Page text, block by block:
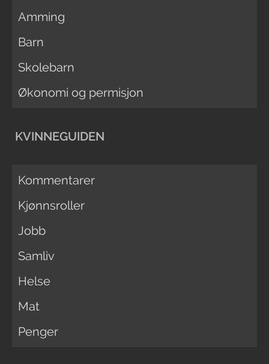
Amming
Barn
Skolebarn
Økonomi og permisjon
KVINNEGUIDEN
Kommentarer
Kjønnsroller
Jobb
Samliv
Helse
Mat
Penger